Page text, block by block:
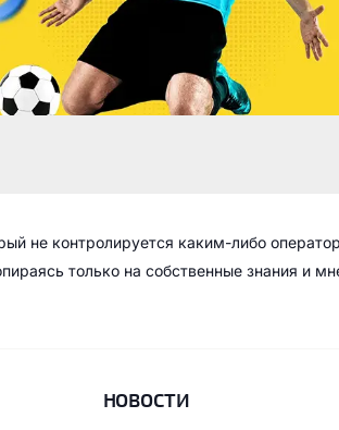
не контролируется каким-либо
только на собственные знания и
НОВОСТИ